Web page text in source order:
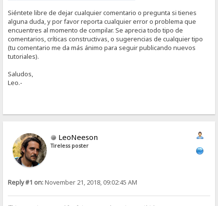
Siéntete libre de dejar cualquier comentario o pregunta si tienes
alguna duda, y por favor reporta cualquier error o problema que
encuentres al momento de compilar. Se aprecia todo tipo de
comentarios, críticas constructivas, o sugerencias de cualquier tipo
(tu comentario me da más ánimo para seguir publicando nuevos
tutoriales).
Saludos,
Leo.-
LeoNeeson
Tireless poster
Reply #1 on:November 21, 2018, 09:02:45 AM